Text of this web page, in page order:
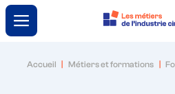
Menu
Accueil Métiers et formations